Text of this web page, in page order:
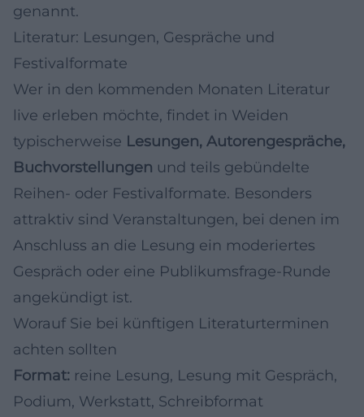
genannt.
Literatur: Lesungen, Gespräche und
Festivalformate
Wer in den kommenden Monaten Literatur
live erleben möchte, findet in Weiden
typischerweise Lesungen, Autorengespräche,
Buchvorstellungen und teils gebündelte
Reihen- oder Festivalformate. Besonders
attraktiv sind Veranstaltungen, bei denen im
Anschluss an die Lesung ein moderiertes
Gespräch oder eine Publikumsfrage-Runde
angekündigt ist.
Worauf Sie bei künftigen Literaturterminen
achten sollten
Format: reine Lesung, Lesung mit Gespräch,
Podium, Werkstatt, Schreibformat